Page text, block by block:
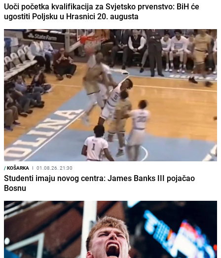
Uoči početka kvalifikacija za Svjetsko prvenstvo: BiH će
ugostiti Poljsku u Hrasnici 20. augusta
/KOŠARKA I 01.08.26. 21:30
Studenti imaju novog centra: James Banks III pojačao
Bosnu